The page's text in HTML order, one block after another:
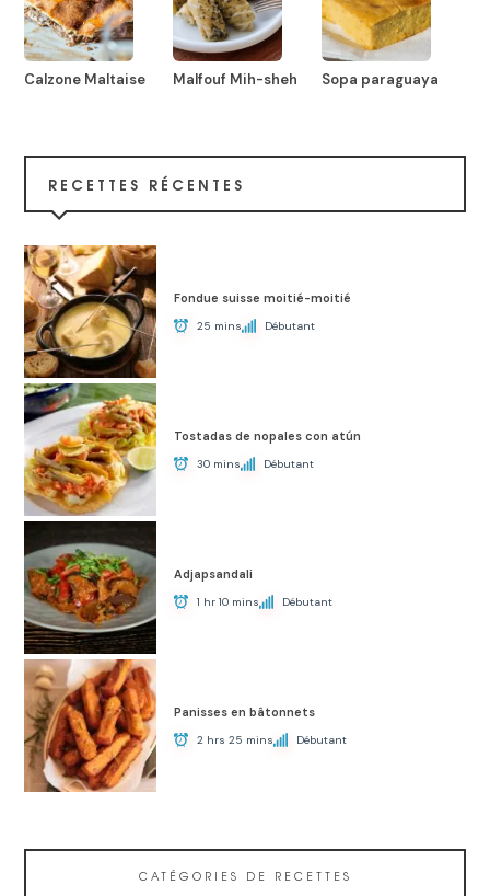
Calzone Maltaise Malfouf Mih-sheh Sopa paraguaya
RECETTES RÉCENTES
Fondue suisse moitié-moitié
25 mins Débutant
Tostadas de nopales con atún
30 mins Débutant
Adjapsandali
1 hr 10 mins Débutant
Panisses en bâtonnets
2 hrs 25 mins Débutant
CATÉGORIES DE RECETTES